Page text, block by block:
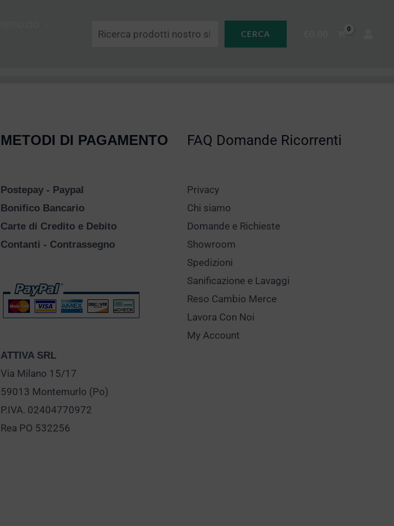
CERCA
METODI DI PAGAMENTO
Postepay - Paypal
Bonifico Bancario
Carte di Credito e Debito
Contanti - Contrassegno
ATTIVA SRL
Via Milano 15/17
59013 Montemurlo (Po)
P.IVA. 02404770972
Rea PO 532256
FAQ Domande Ricorrenti
Privacy
Chi siamo
Domande e Richieste
Showroom
Spedizioni
Sanificazione e Lavaggi
Reso Cambio Merce
Lavora Con Noi
My Account